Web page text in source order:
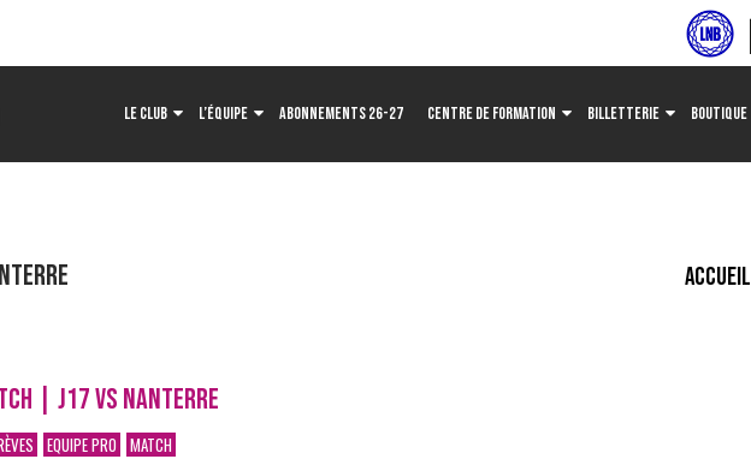
LE CLUB L’ÉQUIPE ABONNEMENTS 26-27 CENTRE DE FORMATION BILLETTERIE BOUTIQUE
ACCUEIL
| J17 VS NANTERRE
EQUIPE PRO MATCH